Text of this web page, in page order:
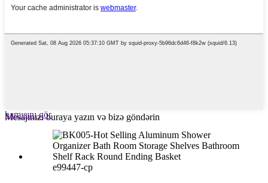
Mesajınızı buraya yazın və bizə göndərin
hamısını gör
e99447-cp